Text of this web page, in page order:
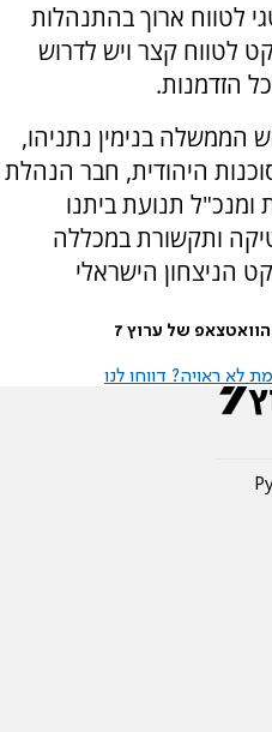
לטווח ארוך בהתנהלות
לטווח קצר ויש לדרוש
הזדמנות.
הממשלה בנימין נתניהו,
היהודית, חבר הנהלת
ומנכ"ל תנועת ביתנו
ותקשורת במכללה
הניצחון הישראלי
של ערוץ 7
לא ראויה? דווחו לנו